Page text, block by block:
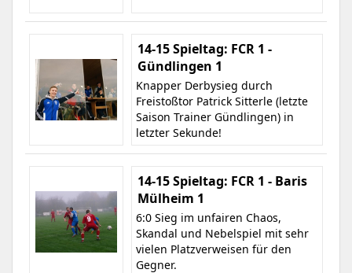
14-15 Spieltag: FCR 1 -
Gündlingen 1
Knapper Derbysieg durch
Freistoßtor Patrick Sitterle (letzte
Saison Trainer Gündlingen) in
letzter Sekunde!
14-15 Spieltag: FCR 1 - Baris
Mülheim 1
6:0 Sieg im unfairen Chaos,
Skandal und Nebelspiel mit sehr
vielen Platzverweisen für den
Gegner.